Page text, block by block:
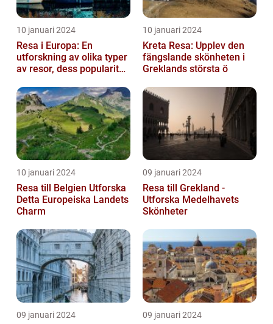
10 januari 2024
Resa i Europa: En
utforskning av olika typer
av resor, dess popularitet
10 januari 2024
Kreta Resa: Upplev den
fängslande skönheten i
Greklands största ö
10 januari 2024
Resa till Belgien Utforska
Detta Europeiska Landets
Charm
09 januari 2024
Resa till Grekland -
Utforska Medelhavets
Skönheter
09 januari 2024 09 januari 2024